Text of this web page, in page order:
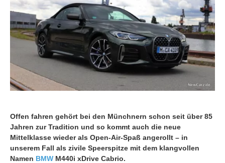
Offen fahren gehört bei den Münchnern schon seit über 85
Jahren zur Tradition und so kommt auch die neue
Mittelklasse wieder als Open-Air-Spaß angerollt – in
unserem Fall als zivile Speerspitze mit dem klangvollen
Namen BMW M440i xDrive Cabrio.